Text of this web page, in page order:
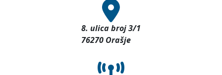
8. ulica broj 3/1
76270 Orašje